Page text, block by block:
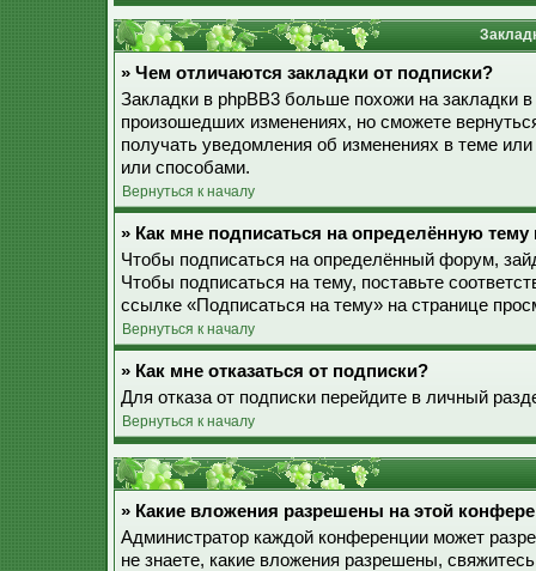
» Чем отличаются закладки от подписки?
Закладки в phpBB3 больше похожи на
произошедших изменениях, но сможете
получать уведомления об изменениях в теме
или способами.
Вернуться к началу
» Как мне подписаться на определённую
Чтобы подписаться на определённый форум,
Чтобы подписаться на тему, поставьте
ссылке «Подписаться на тему» на странице
Вернуться к началу
» Как мне отказаться от подписки?
Для отказа от подписки перейдите в личный
Вернуться к началу
» Какие вложения разрешены на этой
Администратор каждой конференции может
не знаете, какие вложения разрешены,